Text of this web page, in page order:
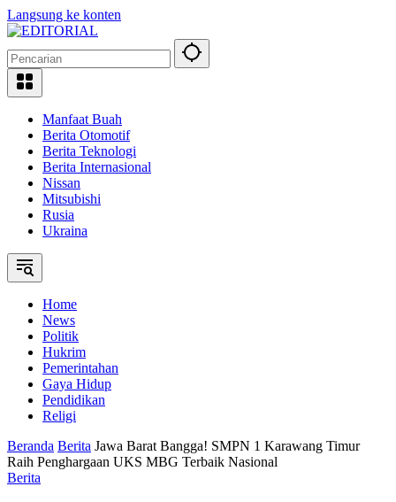
Langsung ke konten
Manfaat Buah
Berita Otomotif
Berita Teknologi
Berita Internasional
Nissan
Mitsubishi
Rusia
Ukraina
Home
News
Politik
Hukrim
Pemerintahan
Gaya Hidup
Pendidikan
Religi
Beranda Berita Jawa Barat Bangga! SMPN 1 Karawang Timur
Raih Penghargaan UKS MBG Terbaik Nasional
Berita